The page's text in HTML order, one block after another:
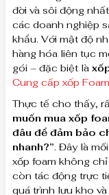
đời và sôi động
các doanh nghiệp
khẩu. Với mật độ
hàng hóa liên tục
gói – đặc biệt là
Cung cấp xốp
Thực tế cho thấy,
muốn mua xốp
đâu để đảm bảo
nhanh?”. Đây là
xốp foam không
còn tác động trực
quá trình lưu kho